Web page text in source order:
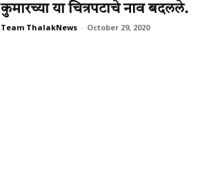
कुमारच्या या चित्रपटाचे नाव बदलले.
Team ThalakNews - October 29, 2020